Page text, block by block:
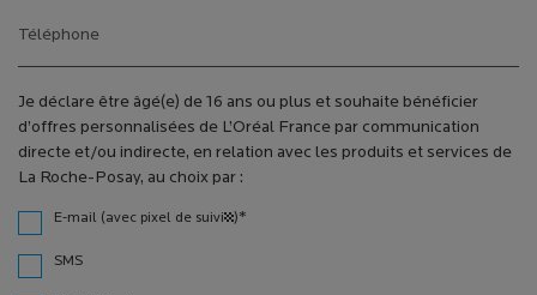
Téléphone
Je déclare être âgé(e) de 16 ans ou plus et souhaite bénéficier
d’offres personnalisées de L’Oréal France par communication
directe et/ou indirecte, en relation avec les produits et services de
La Roche-Posay, au choix par :
E-mail (avec pixel de suivi¹)*
SMS